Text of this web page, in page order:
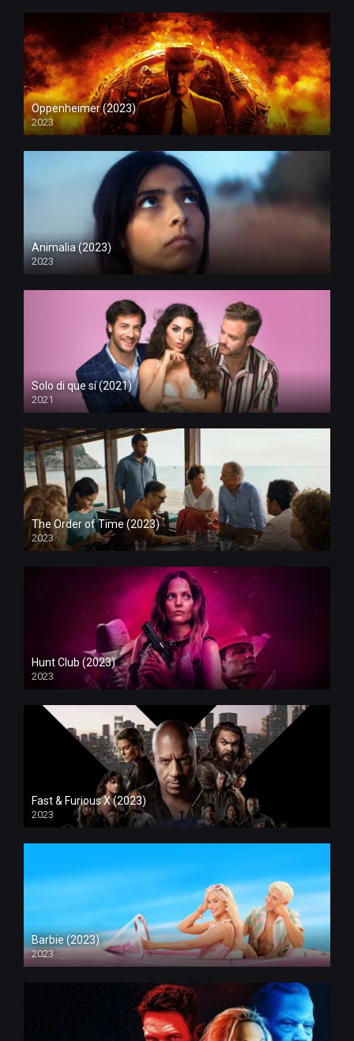
Oppenheimer (2023)
2023
Animalia (2023)
2023
Solo di que sí (2021)
2021
The Order of Time (2023)
2023
Hunt Club (2023)
2023
Fast & Furious X (2023)
2023
Barbie (2023)
2023